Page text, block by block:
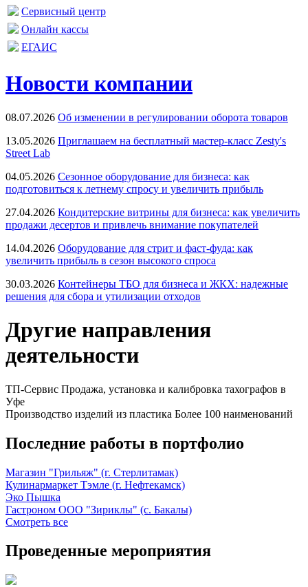
Сервисный центр
Онлайн кассы
ЕГАИС
Новости компании
08.07.2026 Об изменении в регулировании оборота товаров
13.05.2026 Приглашаем на бесплатный мастер-класс Zesty's
Street Lab
04.05.2026 Сезонное оборудование для бизнеса: как
подготовиться к летнему спросу и увеличить прибыль
27.04.2026 Кондитерские витрины для бизнеса: как увеличить
продажи десертов и привлечь внимание покупателей
14.04.2026 Оборудование для стрит и фаст-фуда: как
увеличить прибыль в сезон высокого спроса
30.03.2026 Контейнеры ТБО для бизнеса и ЖКХ: надежные
решения для сбора и утилизации отходов
Другие направления
деятельности
ТП-Сервис Продажа, установка и калибровка тахографов в
Уфе
Производство изделий из пластика Более 100 наименований
Последние работы в портфолио
Магазин "Грильяж" (г. Стерлитамак)
Кулинармаркет Тэмле (г. Нефтекамск)
Эко Пышка
Гастроном ООО "Зириклы" (с. Бакалы)
Смотреть все
Проведенные мероприятия